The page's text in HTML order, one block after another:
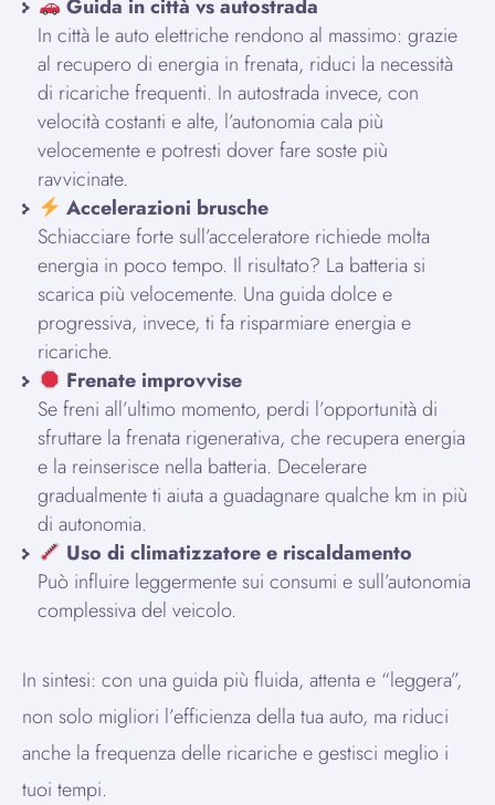
Guida in città vs autostrada
In città le auto elettriche rendono al massimo: grazie
al recupero di energia in frenata, riduci la necessità
di ricariche frequenti. In autostrada invece, con
velocità costanti e alte, l’autonomia cala più
velocemente e potresti dover fare soste più
ravvicinate.
Accelerazioni brusche
Schiacciare forte sull’acceleratore richiede molta
energia in poco tempo. Il risultato? La batteria si
scarica più velocemente. Una guida dolce e
progressiva, invece, ti fa risparmiare energia e
ricariche.
Frenate improvvise
Se freni all’ultimo momento, perdi l’opportunità di
sfruttare la frenata rigenerativa, che recupera energia
e la reinserisce nella batteria. Decelerare
gradualmente ti aiuta a guadagnare qualche km in più
di autonomia.
Uso di climatizzatore e riscaldamento
Può influire leggermente sui consumi e sull’autonomia
complessiva del veicolo.
In sintesi: con una guida più fluida, attenta e “leggera”,
non solo migliori l’efficienza della tua auto, ma riduci
anche la frequenza delle ricariche e gestisci meglio i
tuoi tempi.